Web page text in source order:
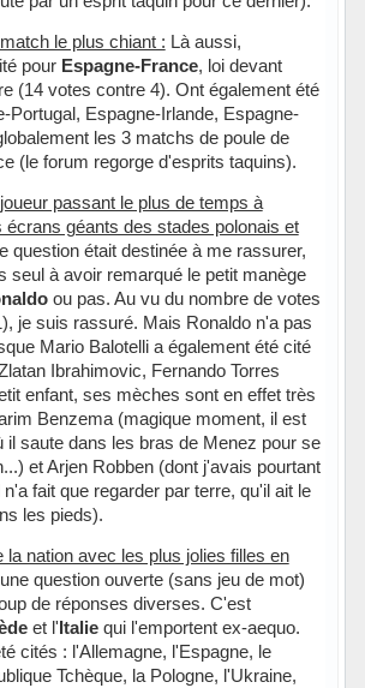
le plus chiant : Là aussi,
pour Espagne-France, loi devant
(14 votes contre 4). Ont également été
Portugal, Espagne-Irlande, Espagne-
les 3 matchs de poule de
(le forum regorge d'esprits taquins).
passant le plus de temps à
géants des stades polonais et
question était destinée à me rassurer,
seul à avoir remarqué le petit manège
ou pas. Au vu du nombre de votes
je suis rassuré. Mais Ronaldo n'a pas
Mario Balotelli a également été cité
Ibrahimovic, Fernando Torres
enfant, ses mèches sont en effet très
Benzema (magique moment, il est
il saute dans les bras de Menez pour se
et Arjen Robben (dont j'avais pourtant
fait que regarder par terre, qu'il ait le
les pieds).
la nation avec les plus jolies filles en
question ouverte (sans jeu de mot)
de réponses diverses. C'est
et l'Italiequi l'emportent ex-aequo.
cités : l'Allemagne, l'Espagne, le
Tchèque, la Pologne, l'Ukraine,